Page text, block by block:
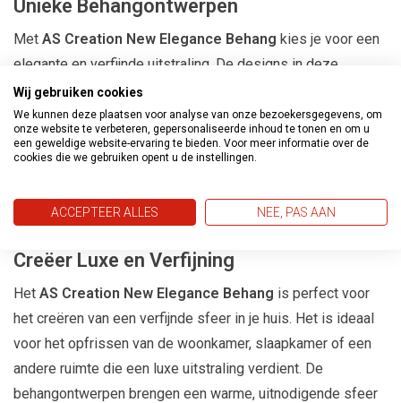
Unieke Behangontwerpen
Met AS Creation New Elegance Behang kies je voor een
elegante en verfijnde uitstraling. De designs in deze
collectie zijn geïnspireerd door klassieke en moderne
stijlen, met gedetailleerde patronen en zachte kleuren die
een verfijnde look creëren. Of je nu houdt van subtiele
texturen of gedurfde ontwerpen, deze behangcollectie
je ruimte.
Creëer Luxe en Verfijning
Het AS Creation New Elegance Behang is perfect voor
het creëren van een verfijnde sfeer in je huis. Het is ideaal
voor het opfrissen van de woonkamer, slaapkamer of een
andere ruimte die een luxe uitstraling verdient. De
behangontwerpen brengen een warme, uitnodigende sfeer
Wij gebruiken cookies
We kunnen deze plaatsen voor analyse van onze bezoekersgegevens, om
onze website te verbeteren, gepersonaliseerde inhoud te tonen en om u
een geweldige website-ervaring te bieden. Voor meer informatie over de
cookies die we gebruiken opent u de instellingen.
ACCEPTEER ALLES NEE, PAS AAN